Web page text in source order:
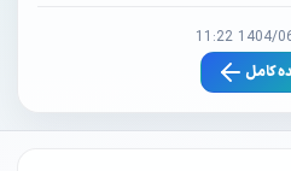
1404/06/
کامل